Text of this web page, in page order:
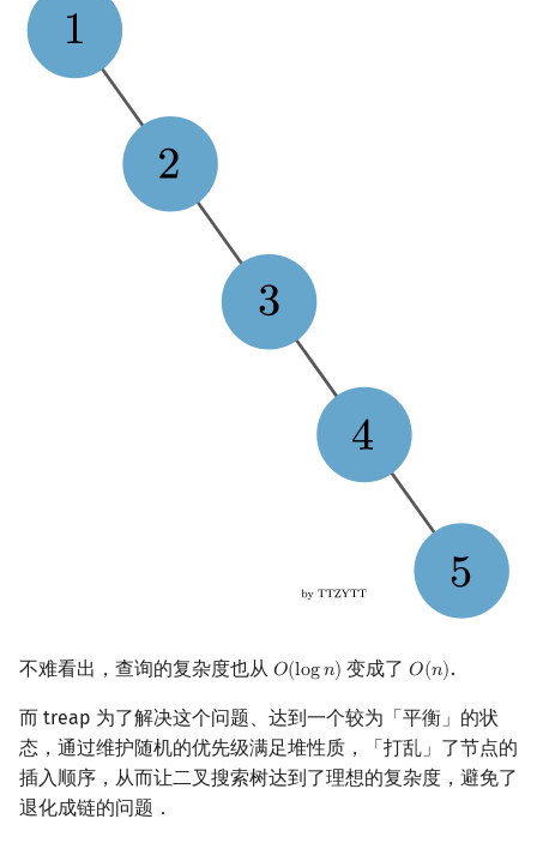
旋转 treap
指针实现
无旋 treap 的区间操作
不难看出，查询的复杂度也从 𝑂(log𝑛)
O(logn) 变成了𝑂(𝑛)
O(n) .
而 treap 为了解决这个问题、达到一个较为「平衡」的状
态，通过维护随机的优先级满足堆性质，「打乱」了节点的
插入顺序，从而让二叉搜索树达到了理想的复杂度，避免了
退化成链的问题．